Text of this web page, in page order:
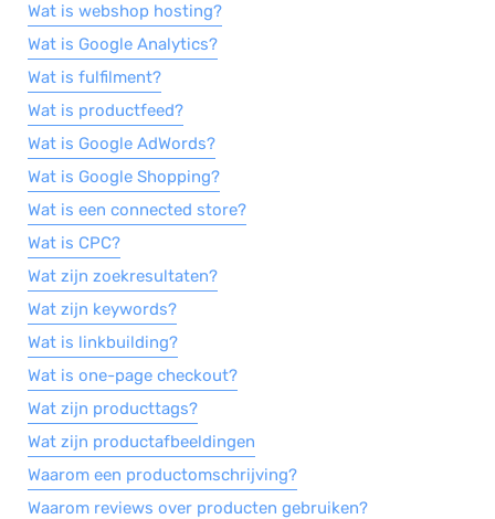
Wat is webshop hosting?
Wat is Google Analytics?
Wat is fulfilment?
Wat is productfeed?
Wat is Google AdWords?
Wat is Google Shopping?
Wat is een connected store?
Wat is CPC?
Wat zijn zoekresultaten?
Wat zijn keywords?
Wat is linkbuilding?
Wat is one-page checkout?
Wat zijn producttags?
Wat zijn productafbeeldingen
Waarom een productomschrijving?
Waarom reviews over producten gebruiken?